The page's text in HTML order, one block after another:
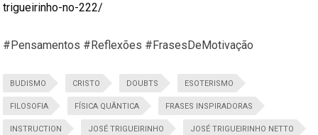
trigueirinho-no-222/
#Pensamentos #Reflexões #FrasesDeMotivação
BUDISMO CRISTO DOUBTS ESOTERISMO
FILOSOFIA FÍSICA QUÂNTICA FRASES INSPIRADORAS
INSTRUCTION JOSÉ TRIGUEIRINHO JOSÉ TRIGUEIRINHO NETTO